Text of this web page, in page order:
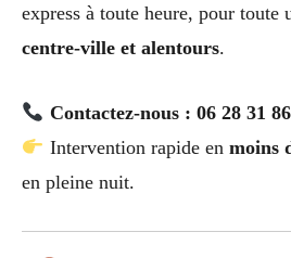
express à toute heure, pour toute
centre-ville et alentours.
Contactez-nous : 06 28 31
Intervention rapide en moins
en pleine nuit.